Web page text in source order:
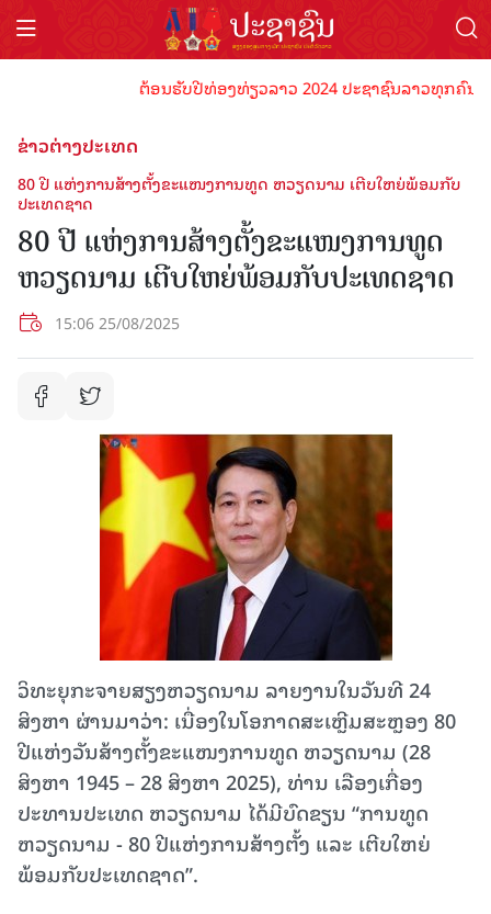
ຕ້ອນຮັບປີທ່ອງທ່ຽວລາວ 2024 ປະຊາຊົນລາວທຸກຄົນ
ຂ່າວຕ່າງປະເທດ
80 ປີ ແຫ່ງການສ້າງຕັ້ງຂະແໜງການທູດ ຫວຽດນາມ ເຕີບໃຫຍ່ພ້ອມກັບ
ປະເທດຊາດ
80 ປີ ແຫ່ງການສ້າງຕັ້ງຂະແໜງການທູດ
ຫວຽດນາມ ເຕີບໃຫຍ່ພ້ອມກັບປະເທດຊາດ
15:06 25/08/2025
ວິທະຍຸກະຈາຍສຽງຫວຽດນາມ ລາຍງານໃນວັນທີ 24
ສິງຫາ ຜ່ານມາວ່າ: ເນື່ອງໃນໂອກາດສະເຫຼີມສະຫຼອງ 80
ປີແຫ່ງວັນສ້າງຕັ້ງຂະແໜງການທູດ ຫວຽດນາມ (28
ສິງຫາ 1945 – 28 ສິງຫາ 2025), ທ່ານ ເລືອງເກື່ອງ
ປະທານປະເທດ ຫວຽດນາມ ໄດ້ມີບົດຂຽນ “ການທູດ
ຫວຽດນາມ - 80 ປີແຫ່ງການສ້າງຕັ້ງ ແລະ ເຕີບໃຫຍ່
ພ້ອມກັບປະເທດຊາດ”.